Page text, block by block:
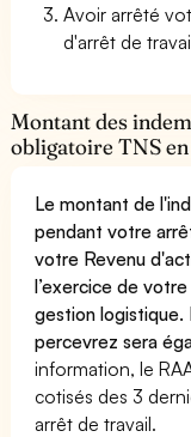
Avoir arrêté
d'arrêt de
Montant des
obligatoire TNS
Le montant de
pendant votre
votre Revenu
l’exercice de
gestion logistique.
percevrez sera
information, le
cotisés des 3
arrêt de travail.